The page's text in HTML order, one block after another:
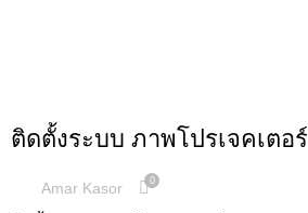
ติดตั้งระบบ ภาพโปรเจคเตอร์
Amar Kasor 0